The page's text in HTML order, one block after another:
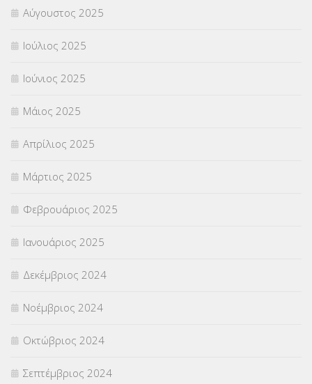
Χωρίς κατηγορία
Αύγουστος 2025
Ιούλιος 2025
Ιούνιος 2025
Μάιος 2025
Απρίλιος 2025
Μάρτιος 2025
Φεβρουάριος 2025
Ιανουάριος 2025
Δεκέμβριος 2024
Νοέμβριος 2024
Οκτώβριος 2024
Σεπτέμβριος 2024